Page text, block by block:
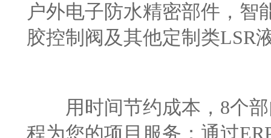
户外电子防水精密部件，智
胶控制阀及其他定制类LSR
用时间节约成本，8个部
程为您的项目服务；通过